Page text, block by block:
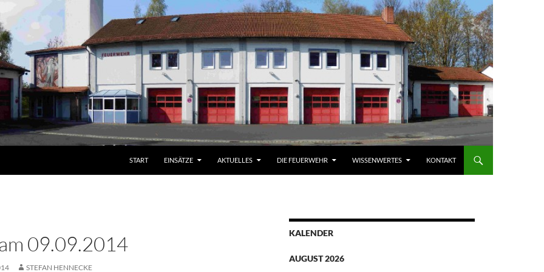
START EINSÄTZE AKTUELLES DIE FEUERWEHR WISSENWERTES KONTAKT
09.09.2014
STEFAN HENNECKE
KALENDER
AUGUST 2026